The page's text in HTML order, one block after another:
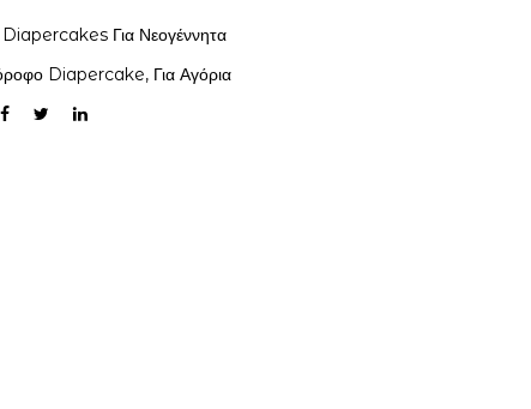
Diapercakes Για Νεογέννητα
Diapercake, Για Αγόρια